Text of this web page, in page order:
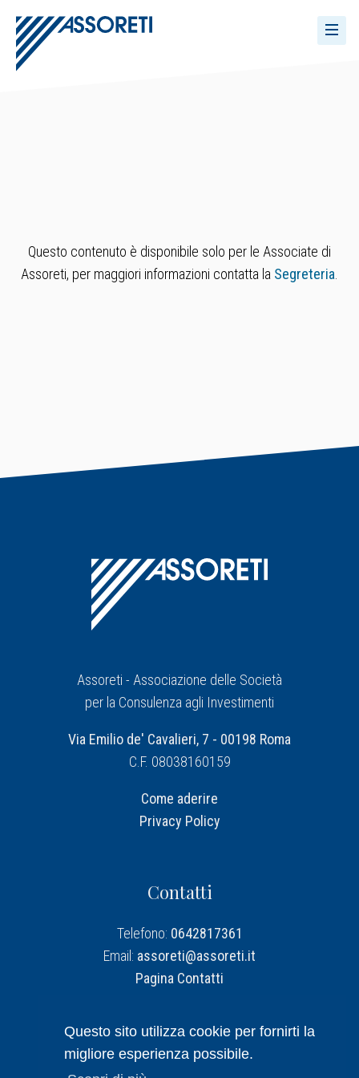
Questo sito utilizza cookie per fornirti la
migliore esperienza possibile.
Questo contenuto è disponibile solo per le Associate di
Assoreti, per maggiori informazioni contatta la Segreteria
Assoreti - Associazione delle Società
per la Consulenza agli Investimenti
Via Emilio de' Cavalieri, 7 - 00198 Roma
C.F. 08038160159
Come aderire
Privacy Policy
Contatti
Telefono: 0642817361
Email: assoreti@assoreti.it
Pagina Contatti